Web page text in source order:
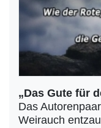
„Das Gute für
Das
Weirauch